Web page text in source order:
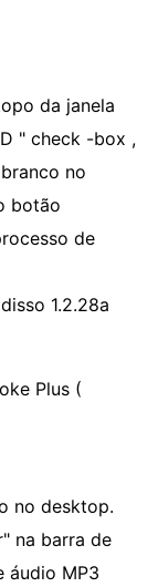
da janela
" check -box ,
no
botão
de
1.2.28a
Plus (
no desktop.
na barra de
áudio MP3